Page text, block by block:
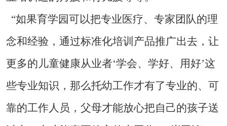
“如果育学园可以把专业医疗、专家团队的理
念和经验，通过标准化培训产品推广出去，让
更多的儿童健康从业者‘学会、学好、用好’这
些专业知识，那么托幼工作才有了专业的、可
靠的工作人员，父母才能放心把自己的孩子送